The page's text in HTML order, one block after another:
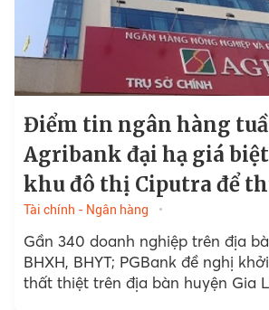
Điểm tin ngân hàng
Agribank đại hạ giá
khu đô thị Ciputra để
Tài chính - Ngân hàng
Gần 340 doanh nghiệp trên địa
BHXH, BHYT; PGBank đề nghị
thất thiệt trên địa bàn huyện Gia